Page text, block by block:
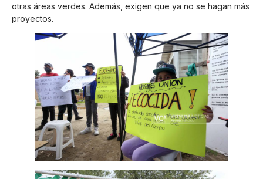
otras áreas verdes. Además, exigen que ya no se hagan más
proyectos.